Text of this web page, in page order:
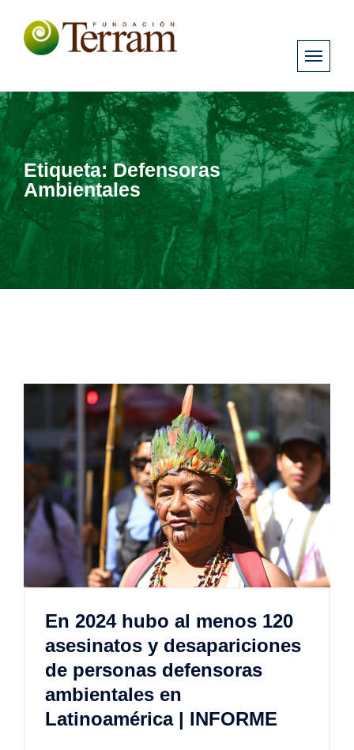
Etiqueta:Defensoras
Ambientales
En 2024 hubo al menos 120
asesinatos y desapariciones
de personas defensoras
ambientales en
Latinoamérica | INFORME